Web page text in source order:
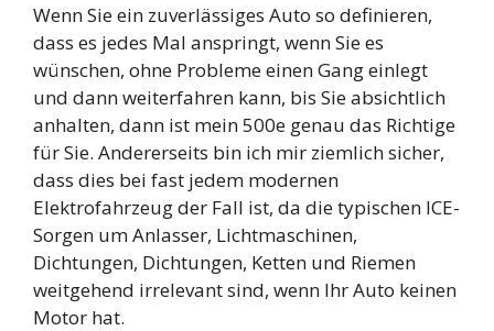
Wenn Sie ein zuverlässiges Auto so definieren,
dass es jedes Mal anspringt, wenn Sie es
wünschen, ohne Probleme einen Gang einlegt
und dann weiterfahren kann, bis Sie absichtlich
anhalten, dann ist mein 500e genau das Richtige
für Sie. Andererseits bin ich mir ziemlich sicher,
dass dies bei fast jedem modernen
Elektrofahrzeug der Fall ist, da die typischen ICE-
Sorgen um Anlasser, Lichtmaschinen,
Dichtungen, Dichtungen, Ketten und Riemen
weitgehend irrelevant sind, wenn Ihr Auto keinen
Motor hat.